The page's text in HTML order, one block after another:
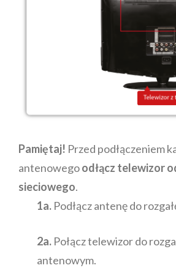
Pamiętaj! Przed podłączeniem
antenowegoodłącz telewizor
sieciowego.
1a. Podłącz antenę do
2a. Połącz telewizor do
antenowym.